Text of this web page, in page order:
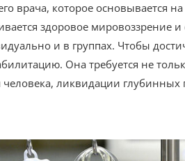
врача, которое основывается
здоровое мировоззрение
и в группах. Чтобы
Она требуется не
ликвидации глубинных